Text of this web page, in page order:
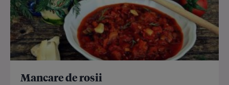
Mancare de rosii